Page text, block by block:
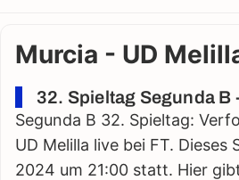
Murcia - UD
32. Spieltag Segunda
Segunda B 32. Spieltag:
UD Melilla live bei FT.
2024 um 21:00 statt. Hier